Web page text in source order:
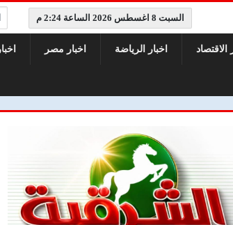
السبت 8 اغسطس 2026 الساعة 2:24 م
الاقتصاد اخبار الرياضة اخبار مصر